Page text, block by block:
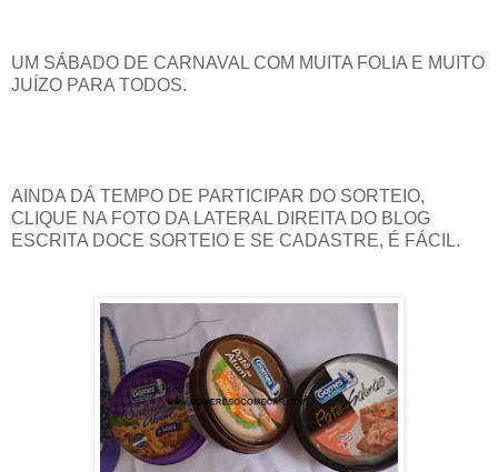
UM SÁBADO DE CARNAVAL COM MUITA FOLIA E MUITO
JUÍZO PARA TODOS.
AINDA DÁ TEMPO DE PARTICIPAR DO SORTEIO,
CLIQUE NA FOTO DA LATERAL DIREITA DO BLOG
ESCRITA DOCE SORTEIO E SE CADASTRE, É FÁCIL.